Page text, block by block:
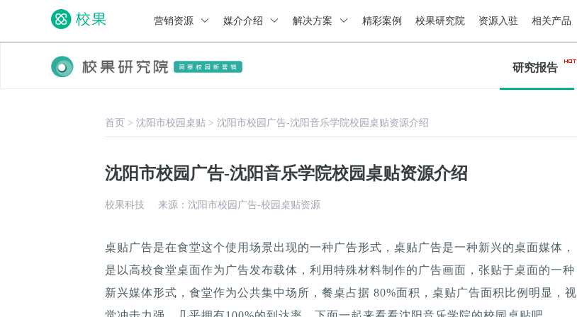
营销资源 媒介介绍 解决方案 精彩案例 校果研究院 资源入驻 相关产品
研究报告
首页 > 沈阳市校园桌贴 > 沈阳市校园广告-沈阳音乐学院校园桌贴资源介绍
沈阳市校园广告-沈阳音乐学院校园桌贴资源介绍
校果科技 来源：沈阳市校园广告-校园桌贴资源
桌贴广告是在食堂这个使用场景出现的一种广告形式，桌贴广告是一种新兴的桌面媒体，
是以高校食堂桌面作为广告发布载体，利用特殊材料制作的广告画面，张贴于桌面的一种
新兴媒体形式，食堂作为公共集中场所，餐桌占据 80%面积，桌贴广告面积比例明显，视